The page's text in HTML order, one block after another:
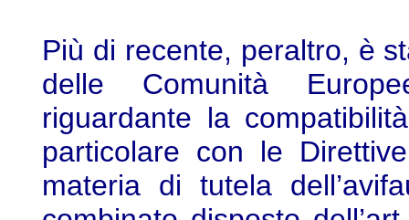
Più di recente, peraltro, è
delle Comunità
riguardante la
particolare con le
materia di tutela